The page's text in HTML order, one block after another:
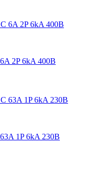
2P 6kA 400В
1P 6kA 230В